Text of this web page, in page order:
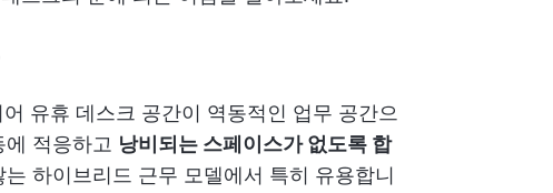
유휴 데스크 공간이 역동적인 업무 공간으
적응하고 낭비되는 스페이스가 없도록 합
하이브리드 근무 모델에서 특히 유용합니